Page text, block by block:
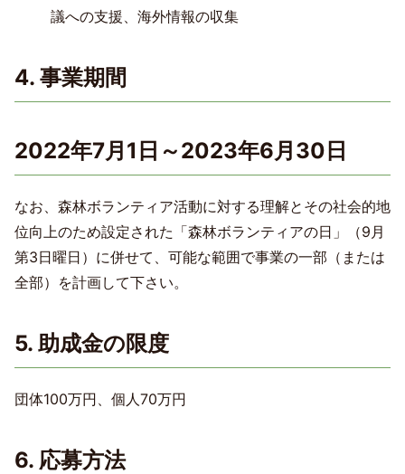
議への支援、海外情報の収集
4. 事業期間
2022年7月1日～2023年6月30日
なお、森林ボランティア活動に対する理解とその社会的地
位向上のため設定された「森林ボランティアの日」（9月
第3日曜日）に併せて、可能な範囲で事業の一部（または
全部）を計画して下さい。
5. 助成金の限度
団体100万円、個人70万円
6. 応募方法